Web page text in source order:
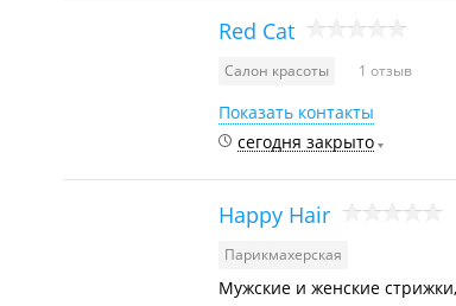
Red Cat
Салон красоты 1 отзыв
Показать контакты
сегодня закрыто
Happy Hair
Парикмахерская
Мужские и женские